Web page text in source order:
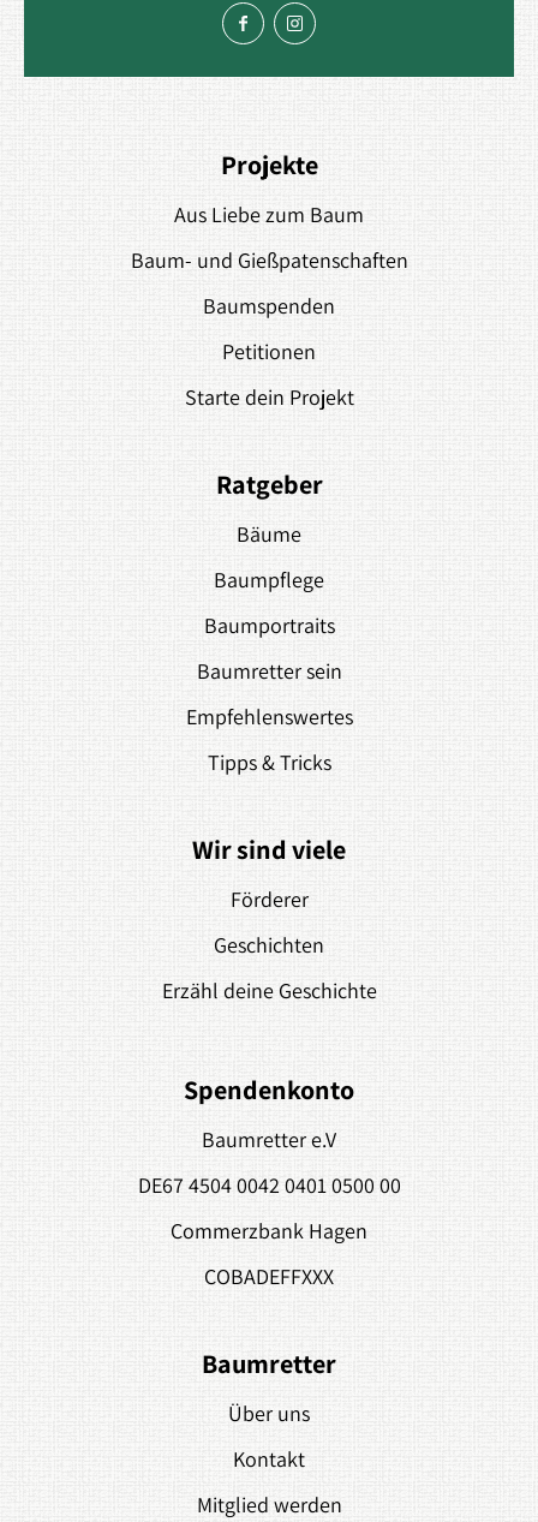
Projekte
Aus Liebe zum Baum
Baum- und Gießpatenschaften
Baumspenden
Petitionen
Starte dein Projekt
Ratgeber
Bäume
Baumpflege
Baumportraits
Baumretter sein
Empfehlenswertes
Tipps & Tricks
Wir sind viele
Förderer
Geschichten
Erzähl deine Geschichte
Spendenkonto
Baumretter e.V
DE67 4504 0042 0401 0500 00
Commerzbank Hagen
COBADEFFXXX
Baumretter
Über uns
Kontakt
Mitglied werden